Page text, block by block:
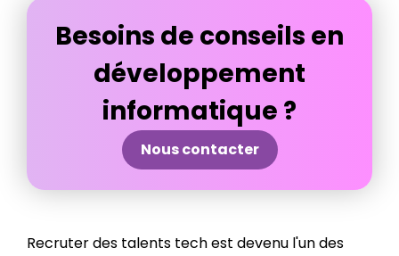
Besoins de conseils en
développement
informatique ?
Nous contacter
Recruter des talents tech est devenu l'un des